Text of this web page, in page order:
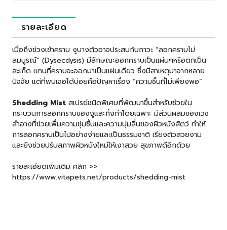
รายละเอียด
เมื่อถึงช่วงเข้าคราบ งูบางตัวอาจประสบกับภาวะ “ลอกคราบไม่
สมบูรณ์” (Dysecdysis) มีลักษณะออกคราบเป็นแผ่นๆหรือตกเป็น
สะเก็ด แทนที่คราบจะออกมาเป็นแผ่นเดียว ซึ่งมีสาเหตุมาจากหลาย
ปัจจัย แต่ที่พบเจอได้บ่อยคือปัญหาเรื่อง “ความชื้นที่ไม่เพียงพอ”
Shedding Mistสเปรย์ชนิดพิเศษที่พัฒนาขึ้นสำหรับช่วยใน
กระบวนการลอกคราบของงูและกิ้งก่าโดยเฉพาะ มีส่วนผสมของเวช
สำอางที่ช่วยเพื่มความชุ่มชื้นและความนุ่มลื่นของผิวหนังสัตว์ ทำให้
การลอกคราบเป็นไปอย่างง่ายและเป็นธรรมชาติ เรียงตัวสวยงาม
และยังช่วยปรับสภาพผิวหนังใหม่ให้เงาสวย สุขภาพดีอีกด้วย
รายละเอียดเพิ่มเติม คลิก >>
https://www.vitapets.net/products/shedding-mist